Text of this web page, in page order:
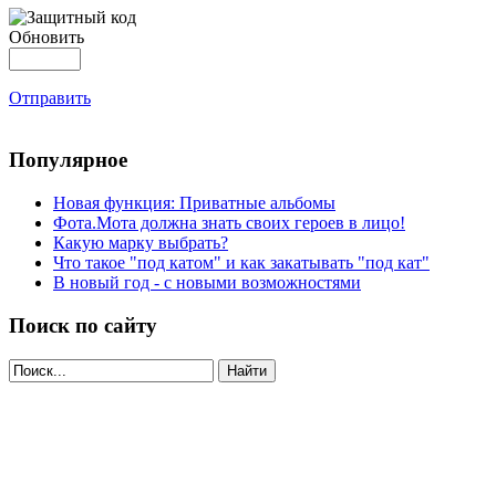
Обновить
Отправить
Популярное
Новая функция: Приватные альбомы
Фота.Мота должна знать своих героев в лицо!
Какую марку выбрать?
Что такое "под катом" и как закатывать "под кат"
В новый год - с новыми возможностями
Поиск по сайту
Найти